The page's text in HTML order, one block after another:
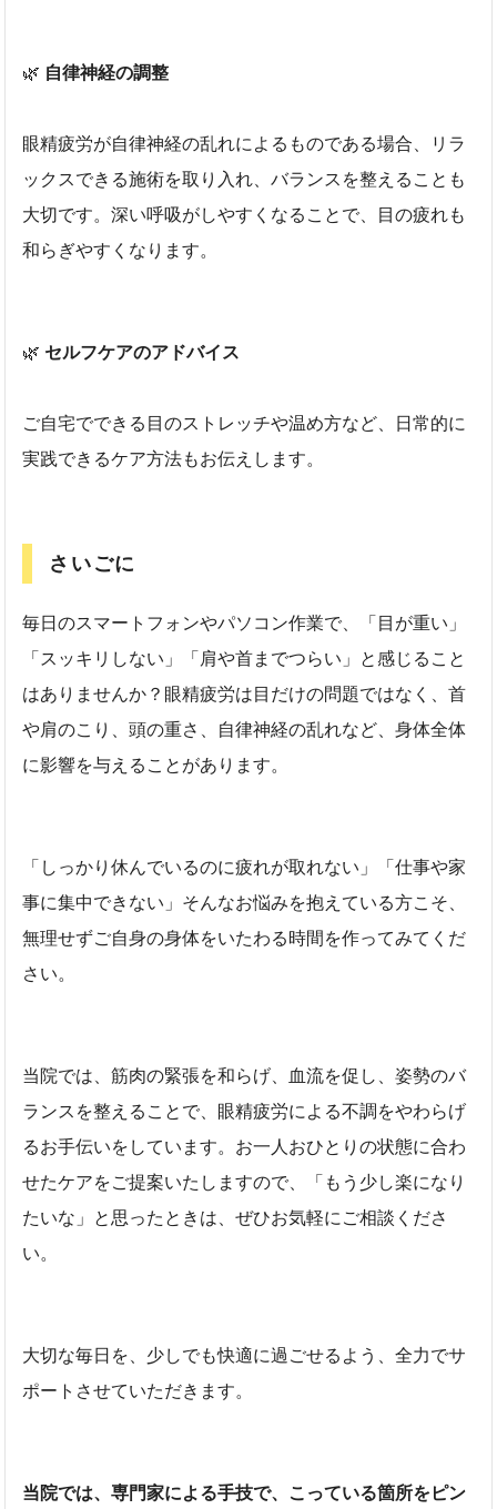
🌿 自律神経の調整
眼精疲労が自律神経の乱れによるものである場合、リラ
ックスできる施術を取り入れ、バランスを整えることも
大切です。深い呼吸がしやすくなることで、目の疲れも
和らぎやすくなります。
🌿 セルフケアのアドバイス
ご自宅でできる目のストレッチや温め方など、日常的に
実践できるケア方法もお伝えします。
さいごに
毎日のスマートフォンやパソコン作業で、「目が重い」
「スッキリしない」「肩や首までつらい」と感じること
はありませんか？眼精疲労は目だけの問題ではなく、首
や肩のこり、頭の重さ、自律神経の乱れなど、身体全体
に影響を与えることがあります。
「しっかり休んでいるのに疲れが取れない」「仕事や家
事に集中できない」そんなお悩みを抱えている方こそ、
無理せずご自身の身体をいたわる時間を作ってみてくだ
さい。
当院では、筋肉の緊張を和らげ、血流を促し、姿勢のバ
ランスを整えることで、眼精疲労による不調をやわらげ
るお手伝いをしています。お一人おひとりの状態に合わ
せたケアをご提案いたしますので、「もう少し楽になり
たいな」と思ったときは、ぜひお気軽にご相談くださ
い。
大切な毎日を、少しでも快適に過ごせるよう、全力でサ
ポートさせていただきます。
当院では、専門家による手技で、こっている箇所をピン